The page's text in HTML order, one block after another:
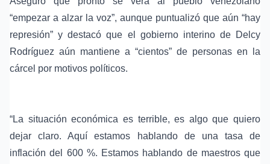
“empezar a alzar la voz”, aunque puntualizó que aún “hay
represión” y destacó que el gobierno interino de Delcy
Rodríguez aún mantiene a “cientos” de personas en la
cárcel por motivos políticos.
“La situación económica es terrible, es algo que quiero
dejar claro. Aquí estamos hablando de una tasa de
inflación del 600 %. Estamos hablando de maestros que